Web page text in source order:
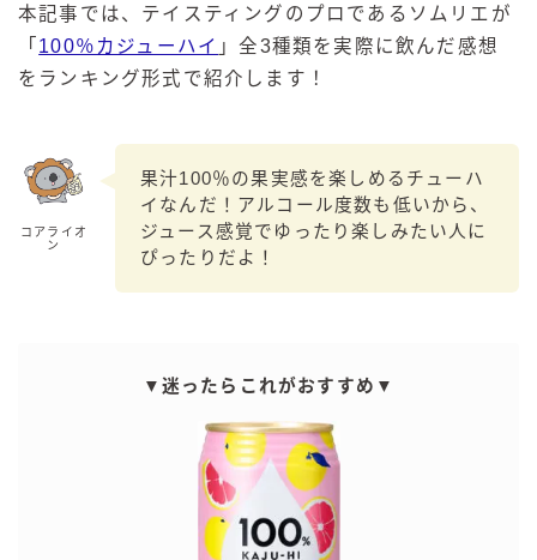
ー196℃ 瞬間凍結
ー196℃ ザ・まるごと
CRAFT－196℃
ほろよい
BAR Pomum（バー・ポームム）
角ハイボール
トリスハイボール
ジムビームハイボール
樽ハイ倶楽部
ザ・レモンクラフト
ザ・カクテルクラフト
本記事では、テイスティングのプロであるソムリエが
「 100％カジューハイ 」全3種類を実際に飲んだ感想
をランキング形式で紹介します！
コアライオ
ン
果汁100％の果実感を楽しめるチューハ
イなんだ！アルコール度数も低いから、
ジュース感覚でゆったり楽しみたい人に
ぴったりだよ！
▼迷ったらこれがおすすめ▼